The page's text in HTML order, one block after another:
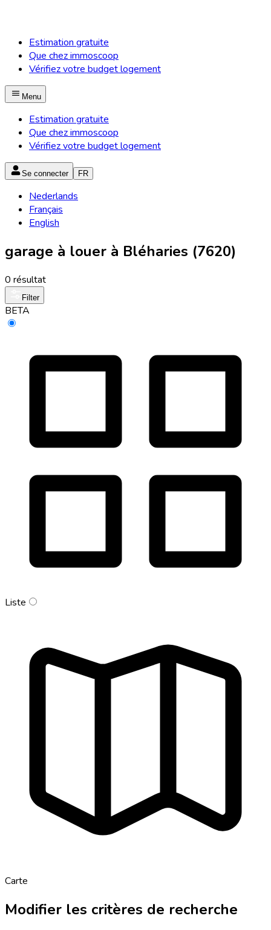
Estimation gratuite
Que chez immoscoop
Vérifiez votre budget logement
Menu
Estimation gratuite
Que chez immoscoop
Vérifiez votre budget logement
Se connecter FR
Nederlands
Français
English
garage à louer à Bléharies (7620)
0 résultat
Filter
BETA
Liste
Carte
Modifier les critères de recherche